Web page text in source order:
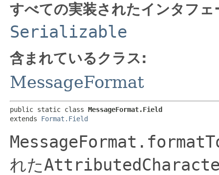
すべての実装されたインタフ
Serializable
含まれているクラス:
MessageFormat
public static class MessageFormat.Field
extends Format.Field
れた